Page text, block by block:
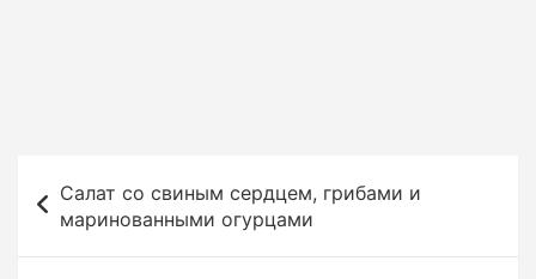
в
Салат со свиным сердцем, грибами и
маринованными огурцами